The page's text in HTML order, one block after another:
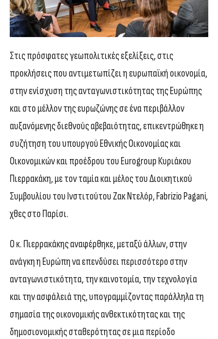
Στις πρόσφατες γεωπολιτικές εξελίξεις, στις
προκλήσεις που αντιμετωπίζει η ευρωπαϊκή οικονομία,
στην ενίσχυση της ανταγωνιστικότητας της Ευρώπης
και στο μέλλον της ευρωζώνης σε ένα περιβάλλον
αυξανόμενης διεθνούς αβεβαιότητας, επικεντρώθηκε η
συζήτηση του υπουργού Εθνικής Οικονομίας και
Οικονομικών και προέδρου του Eurogroup Κυριάκου
Πιερρακάκη, με τον ταμία και μέλος του Διοικητικού
Συμβουλίου του Ινστιτούτου Ζακ Ντελόρ, Fabrizio Pagani,
χθες στο Παρίσι.
Ο κ. Πιερρακάκης αναφέρθηκε, μεταξύ άλλων, στην
ανάγκη η Ευρώπη να επενδύσει περισσότερο στην
ανταγωνιστικότητα, την καινοτομία, την τεχνολογία
και την ασφάλειά της, υπογραμμίζοντας παράλληλα τη
σημασία της οικονομικής ανθεκτικότητας και της
δημοσιονομικής σταθερότητας σε μια περίοδο